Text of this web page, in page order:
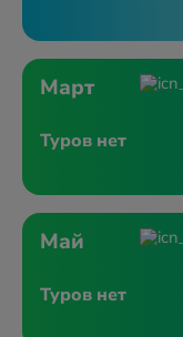
Март
Туров нет
Май
Туров нет